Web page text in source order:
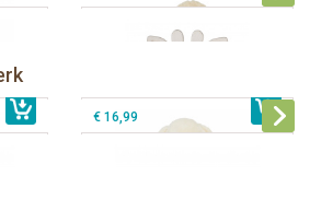
Bunnies By The Bay knuffel Nibble
Konijn Crème 38cm
€ 16,99